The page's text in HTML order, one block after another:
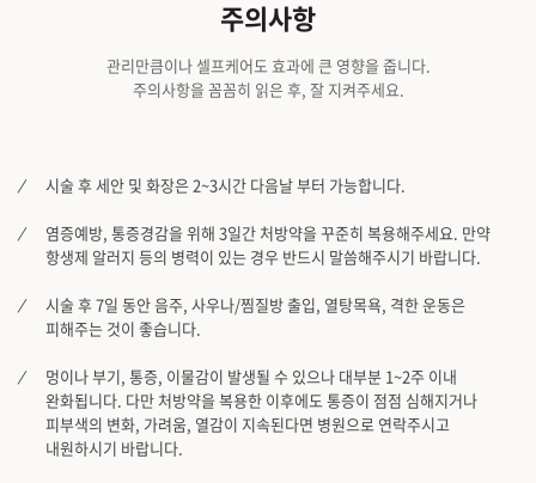
주의사항
관리만큼이나 셀프케어도 효과에 큰 영향을 줍니다.
주의사항을 꼼꼼히 읽은 후, 잘 지켜주세요.
시술 후 세안 및 화장은 2~3시간 다음날 부터 가능합니다.
염증예방, 통증경감을 위해 3일간 처방약을 꾸준히 복용해주세요. 만약
항생제 알러지 등의 병력이 있는 경우 반드시 말씀해주시기 바랍니다.
시술 후 7일 동안 음주, 사우나/찜질방 출입, 열탕목욕, 격한 운동은
피해주는 것이 좋습니다.
멍이나 부기, 통증, 이물감이 발생될 수 있으나 대부분 1~2주 이내
완화됩니다. 다만 처방약을 복용한 이후에도 통증이 점점 심해지거나
피부색의 변화, 가려움, 열감이 지속된다면 병원으로 연락주시고
내원하시기 바랍니다.